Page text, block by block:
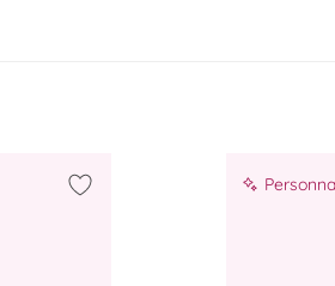
Ajouter à ma liste d'achats